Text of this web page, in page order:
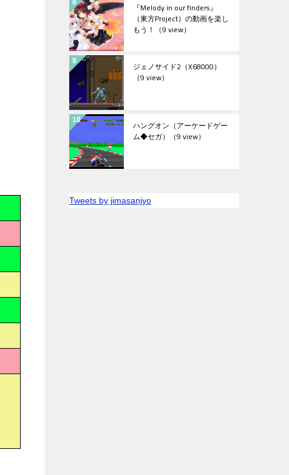
『Melody in our finders』
（東方Project）の動画を楽し
もう！ （9 view）
ジェノサイド2（X68000）
（9 view）
ハングオン（アーケードゲー
ム◆セガ） （9 view）
Tweets by jimasanjyo